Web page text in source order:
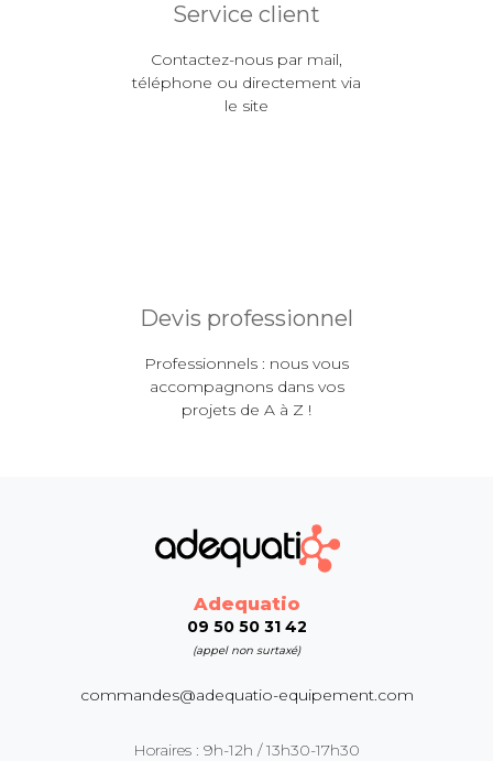
Service client
Contactez-nous par mail,
téléphone ou directement via
le site
Devis professionnel
Professionnels : nous vous
accompagnons dans vos
projets de A à Z !
Adequatio
09 50 50 31 42
(appel non surtaxé)
commandes@adequatio-equipement.com
Horaires : 9h-12h / 13h30-17h30